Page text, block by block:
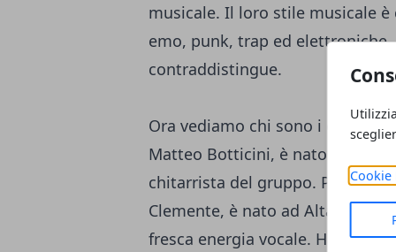
Cookie
musicale. Il loro stile musicale
emo, punk, trap ed
contraddistingue.
Ora vediamo chi sono i
Matteo Botticini, è nato a
chitarrista del gruppo. Plant, il
Clemente, è nato ad Altamura il
fresca energia vocale. Ha